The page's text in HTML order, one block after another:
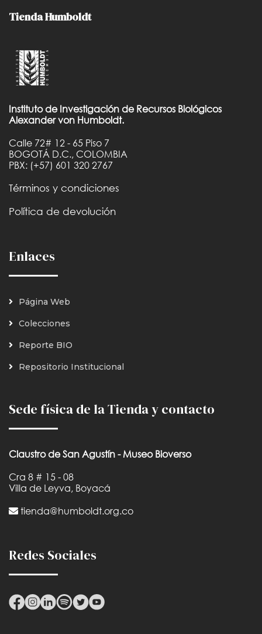
Tienda Humboldt
Instituto de Investigación de Recursos Biológicos
Alexander von Humboldt.
Calle 72# 12 - 65 Piso 7
BOGOTÁ D.C., COLOMBIA
PBX: (+57) 601 320 2767
Términos y condiciones
Política de devolución
Enlaces
Página Web
Colecciones
Reporte BIO
Repositorio Institucional
Sede física de la Tienda y contacto
Claustro de San Agustín - Museo Bioverso
Cra 8 # 15 - 08
Villa de Leyva, Boyacá
tienda@humboldt.org.co
Redes Sociales